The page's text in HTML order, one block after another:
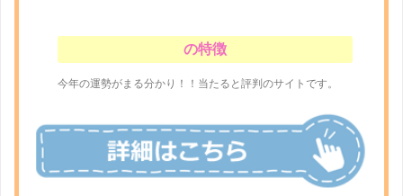
の特徴
今年の運勢がまる分かり！！当たると評判のサイトです。